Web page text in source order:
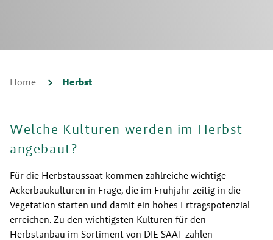
Home Herbst
Welche Kulturen werden im Herbst
angebaut?
Für die Herbstaussaat kommen zahlreiche wichtige
Ackerbaukulturen in Frage, die im Frühjahr zeitig in die
Vegetation starten und damit ein hohes Ertragspotenzial
erreichen. Zu den wichtigsten Kulturen für den